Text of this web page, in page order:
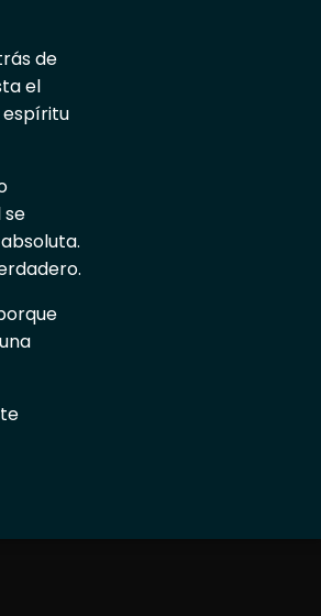
de
el
espíritu
se